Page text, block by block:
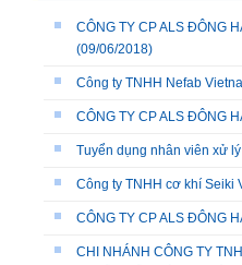
CÔNG TY CP ALS ĐÔNG
(09/06/2018)
Công ty TNHH Nefab
CÔNG TY CP ALS ĐÔNG
Tuyển dụng nhân viên xử
Công ty TNHH cơ khí Seiki
CÔNG TY CP ALS ĐÔNG
CHI NHÁNH CÔNG TY